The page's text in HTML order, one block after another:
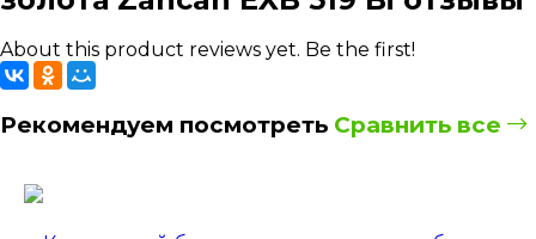
About this product reviews yet. Be the first!
Рекомендуем посмотреть Сравнить все